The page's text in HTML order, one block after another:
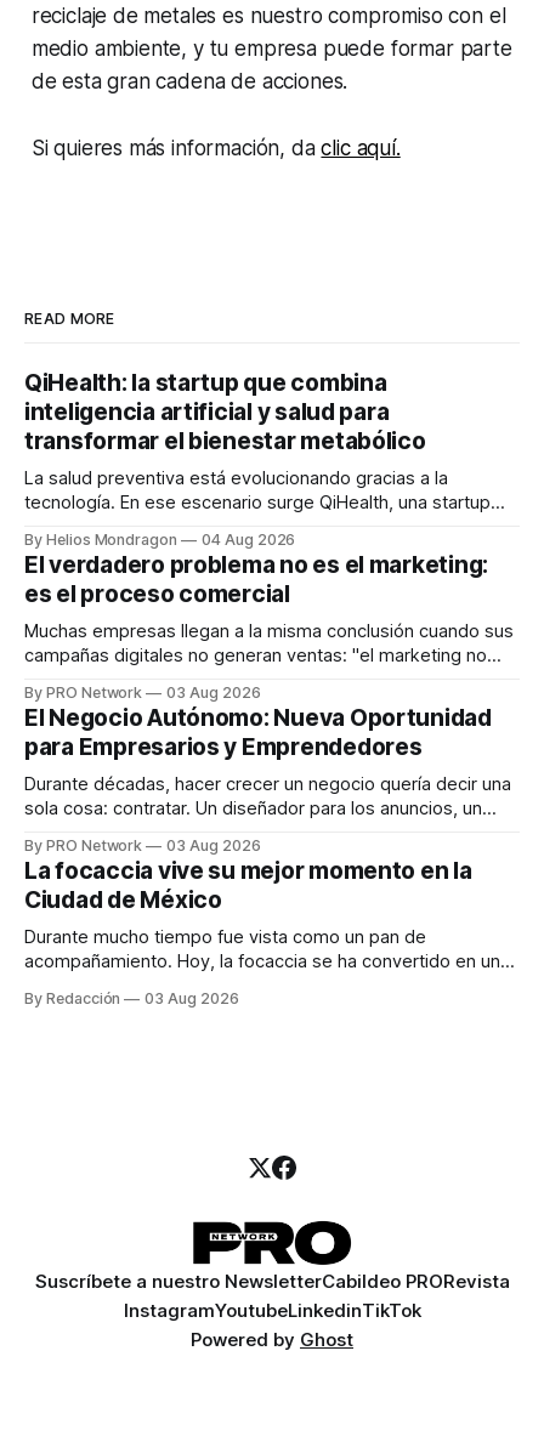
reciclaje de metales es nuestro compromiso con el
medio ambiente, y tu empresa puede formar parte
de esta gran cadena de acciones.
Si quieres más información, daclic aquí.
READ MORE
QiHealth: la startup que combina
inteligencia artificial y salud para
transformar el bienestar metabólico
La salud preventiva está evolucionando gracias a la
tecnología. En ese escenario surge QiHealth, una startup
dispositivos inteligentes, inteligencia artificial y monitoreo
en tiempo real para ayudar a las personas a tomar mejores
decisiones sobre su salud metabólica. Su propuesta busca
responder
By Helios Mondragon 04 Aug 2026
El verdadero problema no es el marketing:
es el proceso comercial
Muchas empresas llegan a la misma conclusión cuando sus
campañas digitales no generan ventas: "el marketing no
INTERIUS, el problema suele estar en otro lugar. Durante
una entrevista para el podcast SER PRO, el especialista en
marketing digital explicó que
By PRO Network 03 Aug 2026
El Negocio Autónomo: Nueva Oportunidad
para Empresarios y Emprendedores
Durante décadas, hacer crecer un negocio quería decir una
sola cosa: contratar. Un diseñador para los anuncios, un
para los textos, alguien que supiera de publicidad digital
para encontrar prospectos, un vendedor para atender
llamadas y mensajes, y —con suerte— una persona
By PRO Network 03 Aug 2026
La focaccia vive su mejor momento en la
Ciudad de México
Durante mucho tiempo fue vista como un pan de
acompañamiento. Hoy, la focaccia se ha convertido en uno
artesanal, ingredientes de calidad y experiencias que
By Redacción 03 Aug 2026
Suscríbete a nuestro NewsletterCabildeo PRORevista
InstagramYoutubeLinkedinTikTok
Powered by Ghost